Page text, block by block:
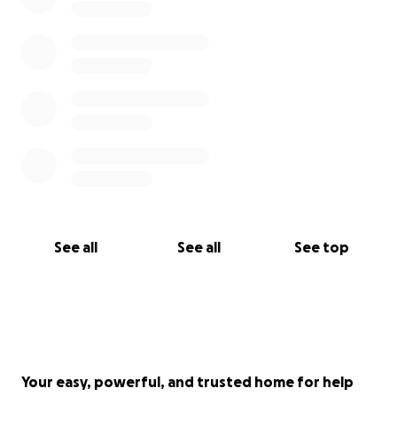
See all See all See top
Your easy, powerful, and trusted home for help